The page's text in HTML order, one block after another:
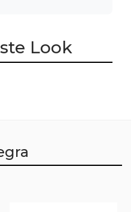
Look